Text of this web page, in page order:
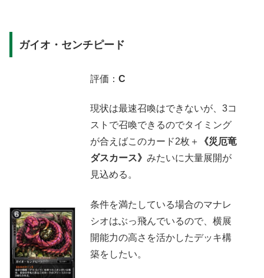
ガイオ・センチピード
評価： C
現状は最速召喚はできないが、3コ
ストで召喚できるのでタイミング
が合えばこのカード2枚＋
《災厄竜
ダスカース》 みたいに大量展開が
見込める。
条件を満たしている場合のマナレ
シオはぶっ飛んでいるので、横展
開能力の高さを活かしたデッキ構
築をしたい。